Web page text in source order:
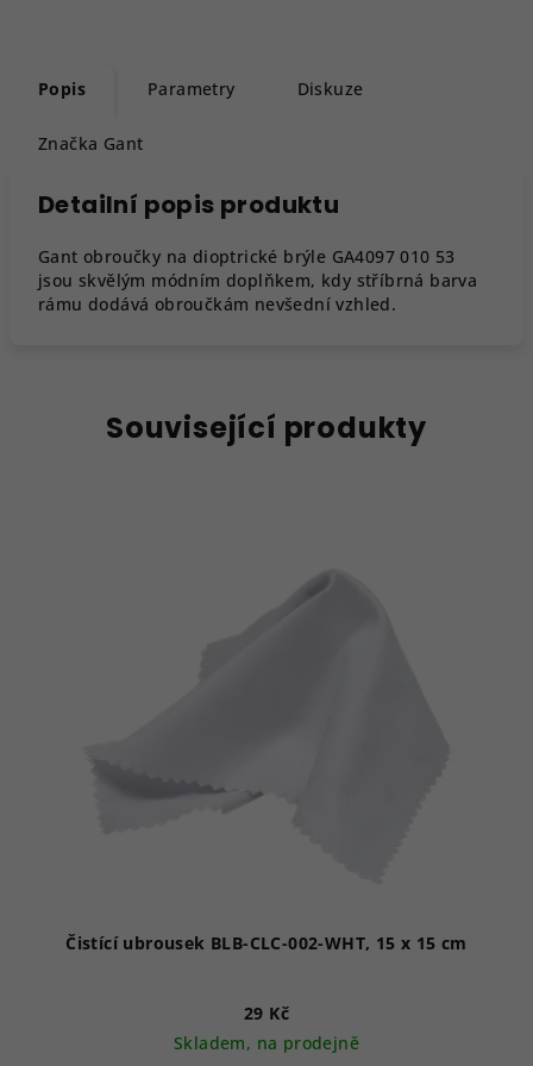
Popis Parametry Diskuze
Značka Gant
Detailní popis produktu
Gant obroučky na dioptrické brýle GA4097 010 53
jsou skvělým módním doplňkem, kdy stříbrná barva
rámu dodává obroučkám nevšední vzhled.
Související produkty
Čistící ubrousek BLB-CLC-002-WHT, 15 x 15 cm
29 Kč
Skladem, na prodejně